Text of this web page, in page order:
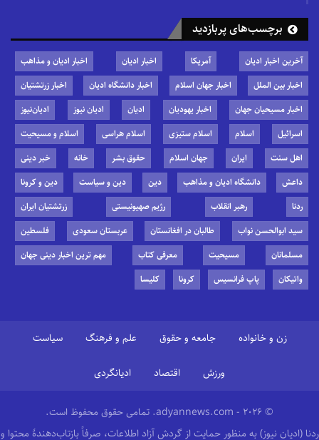
برچسب‌های پربازدید
آخرین اخبار ادیان آمریکا اخبار ادیان
اخبار ادیان و مذاهب
اخبار بین الملل
اخبار جهان اسلام اخبار دانشگاه ادیان
اخبار زرتشتیان
اخبار مسیحیان جهان
اخبار یهودیان ادیان ادیان نیوز
ادیان‌نیوز
اسرائیل
اسلام اسلام ستیزی اسلام هراسی
اسلام و مسیحیت
اهل سنت
ایران جهان اسلام حقوق بشر خانه
خبر دینی
داعش
دانشگاه ادیان و مذاهب دین دین و سیاست
دین و کرونا
ردنا
رهبر انقلاب رژیم صهیونیستی
زرتشتیان ایران
سید ابوالحسن نواب
طالبان در افغانستان عربستان سعودی
فلسطین
مسلمانان
مسیحیت معرفی کتاب
مهم ترین اخبار دینی جهان
واتیکان
پاپ فرانسیس کرونا کلیسا
زن و خانواده جامعه و حقوق علم و فرهنگ سیاست
ورزش اقتصاد ادیانگردی
© 2026 - adyannews.com. تمامی حقوق محفوظ است.
ردنا (ادیان نیوز) به منظور حمایت از گردش آزاد اطلاعات، صرفاً بازتاب‌دهندهٔ محتوا و